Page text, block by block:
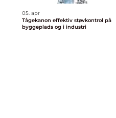
05. apr
Tågekanon effektiv støvkontrol på
byggeplads og i industri